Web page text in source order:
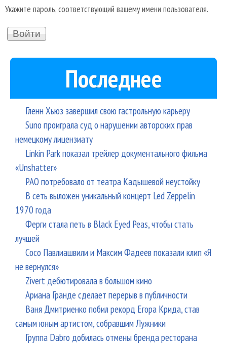
Укажите пароль, соответствующий вашему имени пользователя.
Последнее
Гленн Хьюз завершил свою гастрольную карьеру
Suno проиграла суд о нарушении авторских прав
немецкому лицензиату
Linkin Park показал трейлер документального фильма
«Unshatter»
РАО потребовало от театра Кадышевой неустойку
В сеть выложен уникальный концерт Led Zeppelin
1970 года
Ферги стала петь в Black Eyed Peas, чтобы стать
лучшей
Сосо Павлиашвили и Максим Фадеев показали клип «Я
не вернулся»
Zivert дебютировала в большом кино
Ариана Гранде сделает перерыв в публичности
Ваня Дмитриенко побил рекорд Егора Крида, став
самым юным артистом, собравшим Лужники
Группа Dabro добилась отмены бренда ресторана